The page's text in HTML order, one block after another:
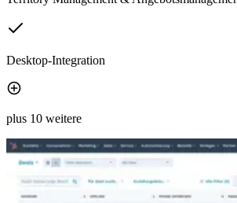
Desktop-Integration
plus 10 weitere